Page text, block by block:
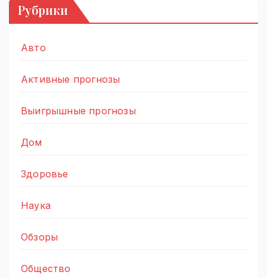
Рубрики
Авто
Активные прогнозы
Выигрышные прогнозы
Дом
Здоровье
Наука
Обзоры
Общество